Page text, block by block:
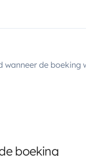
de boeking
boeking